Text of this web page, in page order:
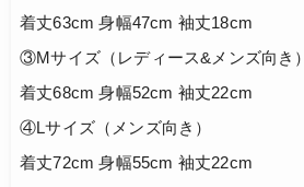
着丈63cm 身幅47cm 袖丈18cm
③Mサイズ（レディース&メンズ向き）
着丈68cm 身幅52cm 袖丈22cm
④Lサイズ（メンズ向き）
着丈72cm 身幅55cm 袖丈22cm